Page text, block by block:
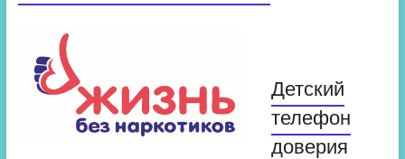
Детский
телефон
доверия